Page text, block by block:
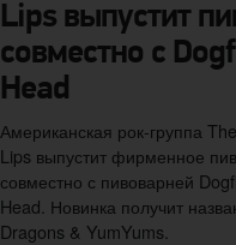
Lips выпустит
совместно с
Head
Американская рок-группа
Lips выпустит фирменное
совместно с пивоварней
Head. Новинка получит
Dragons & YumYums.